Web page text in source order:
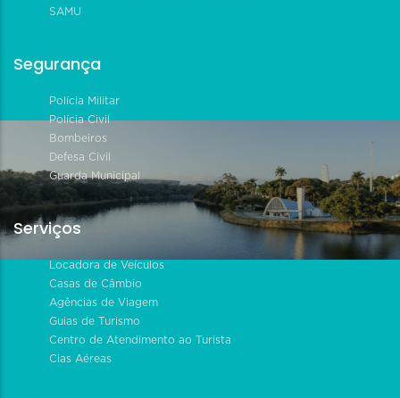
SAMU
Segurança
Polícia Militar
Polícia Civil
Bombeiros
Defesa Civil
Guarda Municipal
Serviços
Locadora de Veículos
Casas de Câmbio
Agências de Viagem
Guias de Turismo
Centro de Atendimento ao Turista
Cias Aéreas